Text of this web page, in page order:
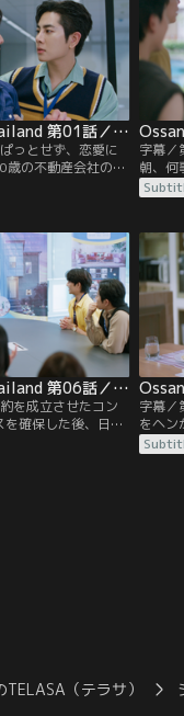
Ossan’s Love Thailand 第01話／字幕
っとせず、恋愛に
歳の不動産会社の営
勤電車の中で偶然
が、コンデートが
。一方会社では同期
社から異動してく
が一変する波乱の幕
字幕／
朝、何
ーの態
デート
とある
なるが
生時
Ossan’s Love Thailand 第06話／字幕
を成立させたコン
確保した後、日本
たと留守を託して
ーはヘンに好物の
字幕／
をヘン
なる。
わから
（テラサ）